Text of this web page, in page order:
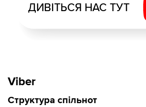
ДИВІТЬСЯ НАС ТУТ
Viber
Структура спільнот